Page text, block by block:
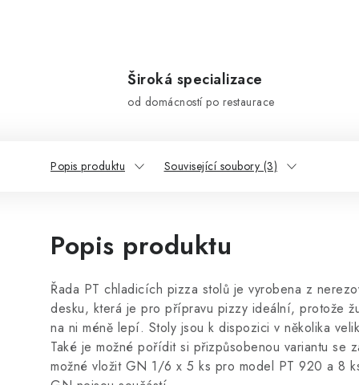
Široká specializace
od domácností po restaurace
Popis produktu Související soubory (3)
Popis produktu
Řada PT chladicích pizza stolů je vyrobena z
desku, která je pro přípravu pizzy ideální, protože
na ni méně lepí. Stoly jsou k dispozici v několika
Také je možné pořídit si přizpůsobenou variantu se
možné vložit GN 1/6 x 5 ks pro model PT 920 a 8